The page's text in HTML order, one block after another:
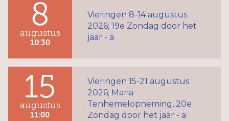
8
augustus
10:30
Vieringen 8-14 augustus
2026; 19e Zondag door het
jaar - a
15
augustus
11:00
Vieringen 15-21 augustus
2026; Maria
Tenhemelopneming, 20e
Zondag door het jaar - a